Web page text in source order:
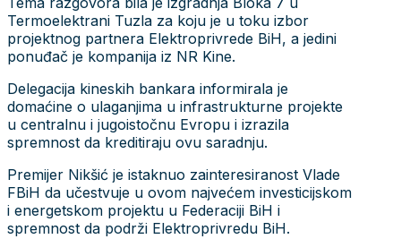
Termoelektrani Tuzla za koju je u toku izbor
projektnog partnera Elektroprivrede BiH, a jedini
ponuđač je kompanija iz NR Kine.
Delegacija kineskih bankara informirala je
domaćine o ulaganjima u infrastrukturne projekte
u centralnu i jugoistočnu Evropu i izrazila
spremnost da kreditiraju ovu saradnju.
Premijer Nikšić je istaknuo zainteresiranost Vlade
FBiH da učestvuje u ovom najvećem investicijskom
i energetskom projektu u Federaciji BiH i
spremnost da podrži Elektroprivredu BiH.